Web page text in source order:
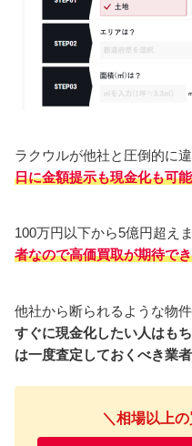
ラクウルが他社と圧倒的に
日に金額提示も現金化も可
100万円以下から5億円超え
者なので高価買取が期待で
他社から断られるような物
すぐに現金化したい人はも
は一度査定しておくべき業者
＼相場以上